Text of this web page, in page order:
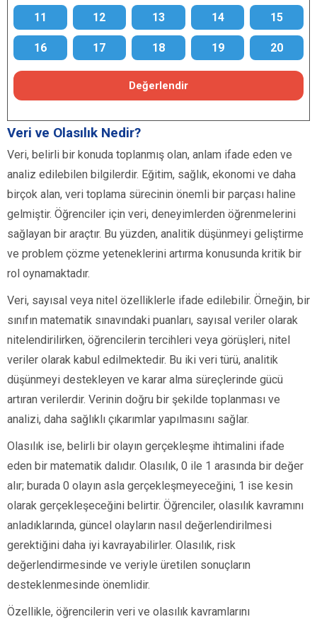
11 12 13 14 15
16 17 18 19 20
Değerlendir
Veri ve Olasılık Nedir?
Veri, belirli bir konuda toplanmış olan, anlam ifade eden ve
analiz edilebilen bilgilerdir. Eğitim, sağlık, ekonomi ve daha
birçok alan, veri toplama sürecinin önemli bir parçası haline
gelmiştir. Öğrenciler için veri, deneyimlerden öğrenmelerini
sağlayan bir araçtır. Bu yüzden, analitik düşünmeyi geliştirme
ve problem çözme yeteneklerini artırma konusunda kritik bir
rol oynamaktadır.
Veri, sayısal veya nitel özelliklerle ifade edilebilir. Örneğin, bir
sınıfın matematik sınavındaki puanları, sayısal veriler olarak
nitelendirilirken, öğrencilerin tercihleri veya görüşleri, nitel
veriler olarak kabul edilmektedir. Bu iki veri türü, analitik
düşünmeyi destekleyen ve karar alma süreçlerinde gücü
artıran verilerdir. Verinin doğru bir şekilde toplanması ve
analizi, daha sağlıklı çıkarımlar yapılmasını sağlar.
Olasılık ise, belirli bir olayın gerçekleşme ihtimalini ifade
eden bir matematik dalıdır. Olasılık, 0 ile 1 arasında bir değer
alır; burada 0 olayın asla gerçekleşmeyeceğini, 1 ise kesin
olarak gerçekleşeceğini belirtir. Öğrenciler, olasılık kavramını
anladıklarında, güncel olayların nasıl değerlendirilmesi
gerektiğini daha iyi kavrayabilirler. Olasılık, risk
değerlendirmesinde ve veriyle üretilen sonuçların
desteklenmesinde önemlidir.
Özellikle, öğrencilerin veri ve olasılık kavramlarını